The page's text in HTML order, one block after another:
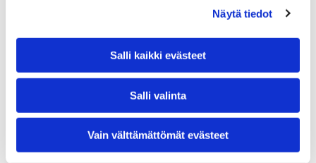
Näytä tiedot
Salli kaikki evästeet
Salli valinta
Vain välttämättömät evästeet
19700 SYSMÄ
SORA- JA MAANSIIRTOTYÖT
Autoilija Juha Salonen